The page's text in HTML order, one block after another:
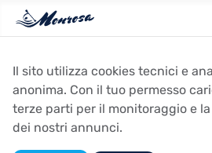
Il sito utilizza cookies tecnici e
anonima. Con il tuo permesso
terze parti per il monitoraggio e
dei nostri annunci.